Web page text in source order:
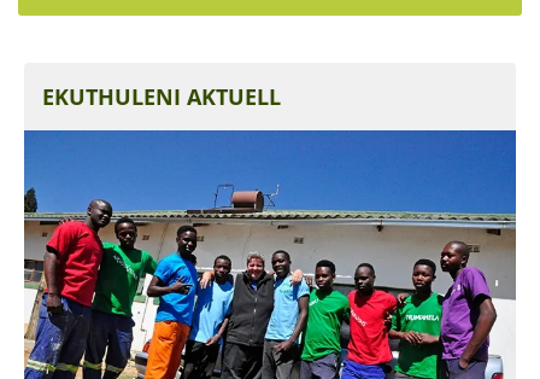
EKUTHULENI AKTUELL